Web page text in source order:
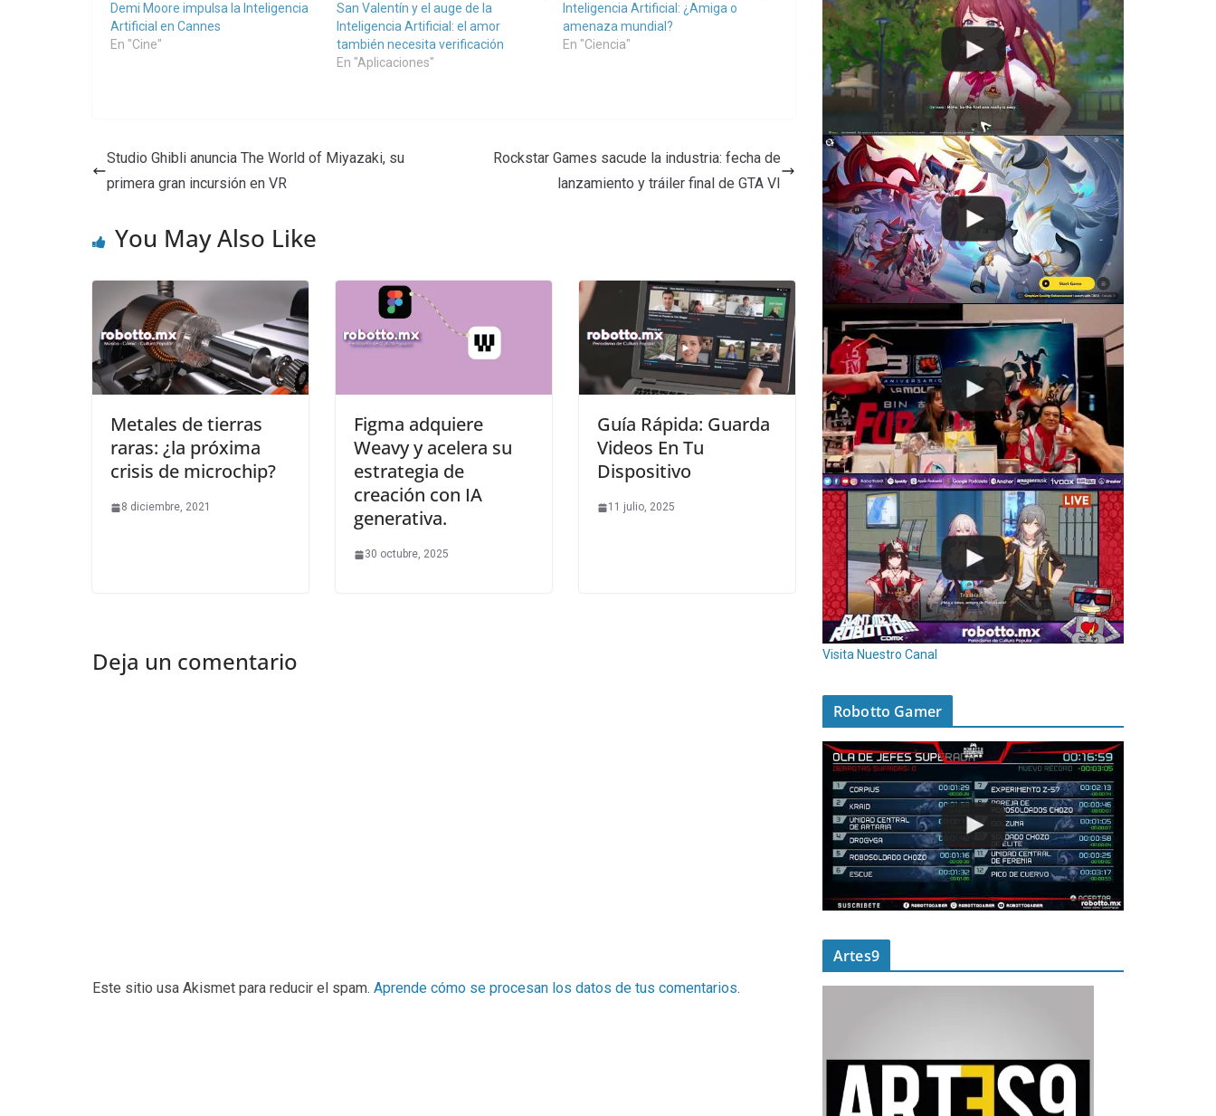
Demi Moore impulsa la Inteligencia
Artificial en Cannes
En "Cine"
San Valentín y el auge de la
Inteligencia Artificial: el amor
también necesita verificación
En "Aplicaciones"
Inteligencia Artificial: ¿Amiga o
amenaza mundial?
En "Ciencia"
Studio Ghibli anuncia The World of Miyazaki, su
primera gran incursión en VR
Rockstar Games sacude la industria: fecha de
lanzamiento y tráiler final de GTA VI
You May Also Like
Metales de tierras
raras: ¿la próxima
crisis de microchip?
8 diciembre, 2021
Figma adquiere
Weavy y acelera su
estrategia de
creación con IA
generativa.
30 octubre, 2025
Guía Rápida: Guarda
Videos En Tu
Dispositivo
11 julio, 2025
Deja un comentario
Este sitio usa Akismet para reducir el spam. Aprende cómo se procesan los datos de tus comentarios.
Visita Nuestro Canal
Robotto Gamer
Artes9